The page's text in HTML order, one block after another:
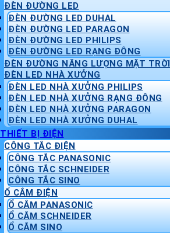
ĐÈN ĐƯỜNG LED
ĐÈN ĐƯỜNG LED DUHAL
ĐÈN ĐƯỜNG LED PARAGON
ĐÈN ĐƯỜNG LED PHILIPS
ĐÈN ĐƯỜNG LED RẠNG ĐÔNG
ĐÈN ĐƯỜNG NĂNG LƯỢNG MẶT TRỜI
ĐÈN LED NHÀ XƯỞNG
ĐÈN LED NHÀ XƯỞNG PHILIPS
ĐÈN LED NHÀ XƯỞNG RẠNG ĐÔNG
ĐÈN LED NHÀ XƯỞNG PARAGON
ĐÈN LED NHÀ XƯỞNG DUHAL
THIẾT BỊ ĐIỆN
CÔNG TẮC ĐIỆN
CÔNG TẮC PANASONIC
CÔNG TẮC SCHNEIDER
CÔNG TẮC SINO
Ổ CẮM ĐIỆN
Ổ CẮM PANASONIC
Ổ CẮM SCHNEIDER
Ổ CẮM SINO